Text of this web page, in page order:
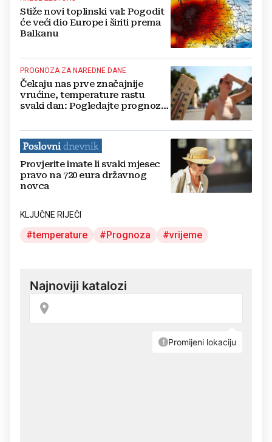
Stiže novi toplinski val: Pogodit
će veći dio Europe i širiti prema
Balkanu
PROGNOZA ZA NAREDNE DANE
Čekaju nas prve značajnije
vrućine, temperature rastu
svaki dan: Pogledajte prognozu
Provjerite imate li svaki mjesec
pravo na 720 eura državnog
novca
KLJUČNE RIJEČI
temperature Prognoza vrijeme